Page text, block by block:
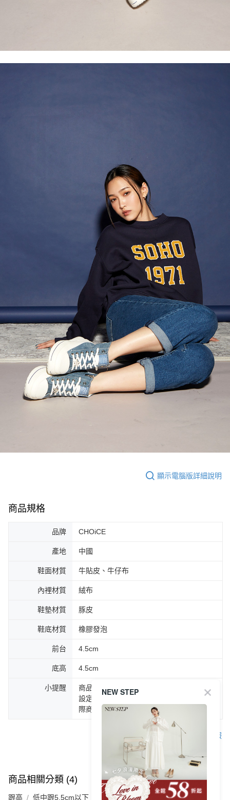
顯示電腦版詳細說明
商品規格
品牌 CHOiCE
產地 中國
鞋面材質 牛貼皮、牛仔布
內裡材質 絨布
鞋墊材質 豚皮
鞋底材質 橡膠發泡
前台 4.5cm
底高 4.5cm
小提醒
商品圖片顏色會因拍攝燈光環境或個人螢幕
設定不同，而造成部份色差現象，顏色以實
際商品為主。
客服
商品相關分類 (4) 查看全部
跟高 低中跟5.5cm以下
NEW STEP